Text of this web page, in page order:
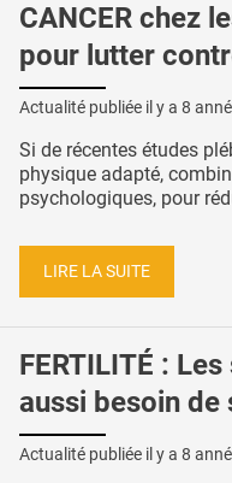
CANCER chez
pour lutter
Actualité publiée il y a 8
Si de récentes études
physique adapté,
psychologiques, pour
LIRE LA SUITE
FERTILITÉ :
aussi besoin de
Actualité publiée il y a 8